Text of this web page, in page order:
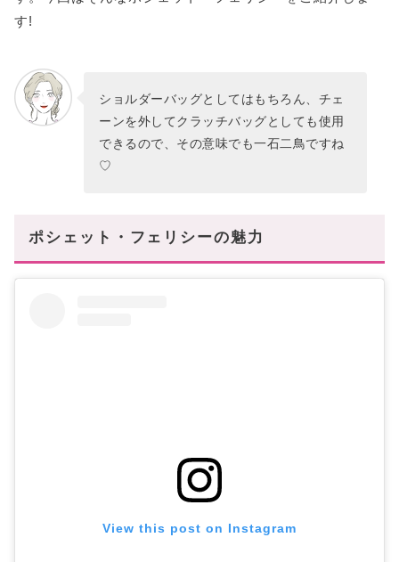
す!
ショルダーバッグとしてはもちろん、チェ
ーンを外してクラッチバッグとしても使用
できるので、その意味でも一石二鳥ですね
♡
ポシェット・フェリシーの魅力
View this post on Instagram